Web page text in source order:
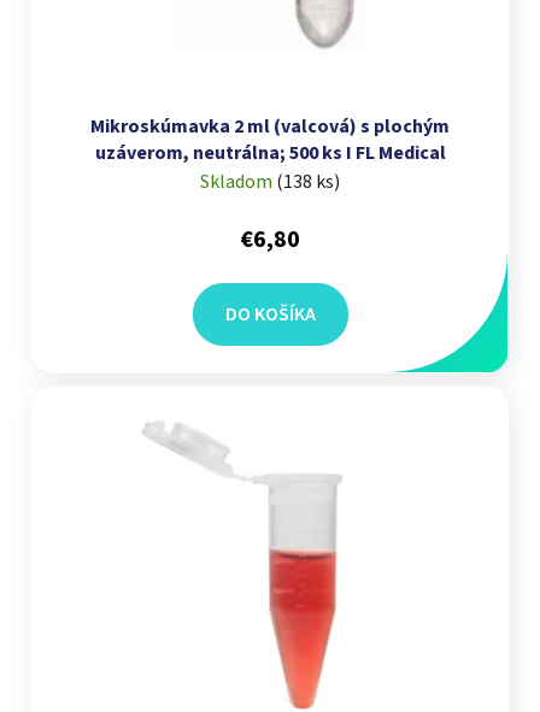
Mikroskúmavka 2 ml (valcová) s plochým
uzáverom, neutrálna; 500 ks I FL Medical
Skladom (138 ks)
€6,80
DO KOŠÍKA